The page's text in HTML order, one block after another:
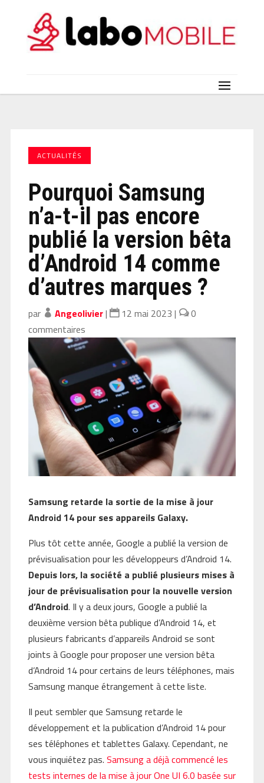
ACTUALITÉS
Pourquoi Samsung
n’a-t-il pas encore
publié la version bêta
d’Android 14 comme
d’autres marques ?
par Angeolivier| 12 mai 2023 |
0
commentaires
Samsung retarde la sortie de la mise à jour
Android 14 pour ses appareils Galaxy.
Plus tôt cette année, Google a publié la version de
prévisualisation pour les développeurs d’Android 14.
Depuis lors, la société a publié plusieurs mises à
jour de prévisualisation pour la nouvelle version
d’Android. Il y a deux jours, Google a publié la
deuxième version bêta publique d’Android 14, et
plusieurs fabricants d’appareils Android se sont
joints à Google pour proposer une version bêta
d’Android 14 pour certains de leurs téléphones, mais
Samsung manque étrangement à cette liste.
Il peut sembler que Samsung retarde le
développement et la publication d’Android 14 pour
ses téléphones et tablettes Galaxy. Cependant, ne
vous inquiétez pas. Samsung a déjà commencé les
tests internes de la mise à jour One UI 6.0 basée sur